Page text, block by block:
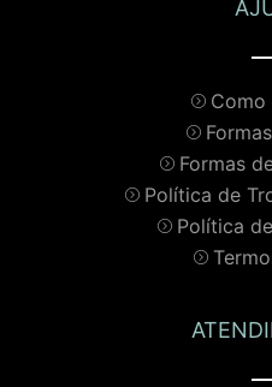
Como
Formas
Política de
Política